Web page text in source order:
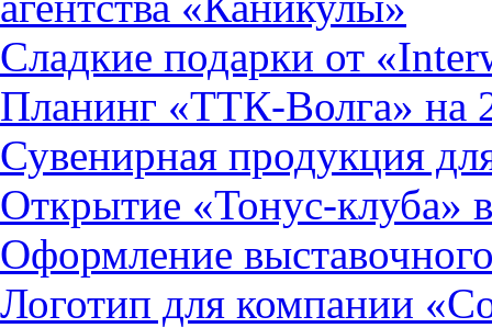
Сладкие подарки от
Планинг «ТТК-Волга» на
Сувенирная продукция
Открытие «Тонус-клуба»
Оформление
Логотип для компании